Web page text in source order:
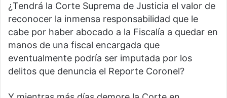
¿Tendrá la Corte Suprema de Justicia el valor de
reconocer la inmensa responsabilidad que le
cabe por haber abocado a la Fiscalía a quedar en
manos de una fiscal encargada que
eventualmente podría ser imputada por los
delitos que denuncia el Reporte Coronel?